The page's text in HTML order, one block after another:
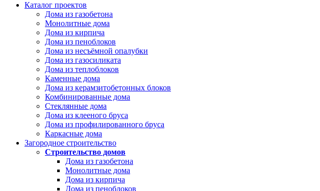
Каталог проектов
Дома из газобетона
Монолитные дома
Дома из кирпича
Дома из пеноблоков
Дома из несъёмной опалубки
Дома из газосиликата
Дома из теплоблоков
Каменные дома
Дома из керамзитобетонных блоков
Комбинированные дома
Стеклянные дома
Дома из клееного бруса
Дома из профилированного бруса
Каркасные дома
Загородное строительство
Строительство домов
Дома из газобетона
Монолитные дома
Дома из кирпича
Дома из пеноблоков